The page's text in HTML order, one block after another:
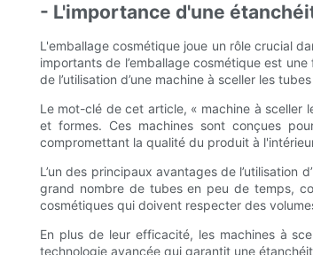
- L'importance d'une
L'emballage cosmétique joue un rôle crucial
importants de l’emballage cosmétique est
de l’utilisation d’une machine à sceller les
Le mot-clé de cet article, « machine à sceller
et formes. Ces machines sont conçues
compromettant la qualité du produit à
L’un des principaux avantages de l’utilisation
grand nombre de tubes en peu de temps,
cosmétiques qui doivent respecter des
En plus de leur efficacité, les machines à
technologie avancée qui garantit une